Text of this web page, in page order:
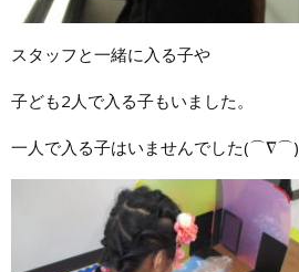
スタッフと一緒に入る子や
子ども2人で入る子もいました。
一人で入る子はいませんでした(⌒∇⌒)